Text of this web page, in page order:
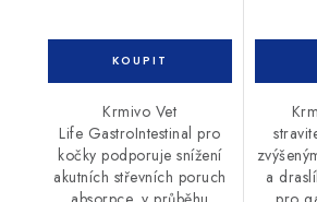
Krmivo Vet
Life GastroIntestinal pro
kočky podporuje snížení
akutních střevních poruch
a